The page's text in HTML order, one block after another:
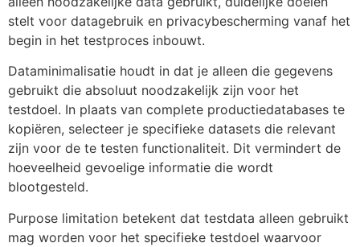
stelt voor datagebruik en privacybescherming vanaf het
begin in het testproces inbouwt.
Dataminimalisatie houdt in dat je alleen die gegevens
gebruikt die absoluut noodzakelijk zijn voor het
testdoel. In plaats van complete productiedatabases te
kopiëren, selecteer je specifieke datasets die relevant
zijn voor de te testen functionaliteit. Dit vermindert de
hoeveelheid gevoelige informatie die wordt
blootgesteld.
Purpose limitation betekent dat testdata alleen gebruikt
mag worden voor het specifieke testdoel waarvoor